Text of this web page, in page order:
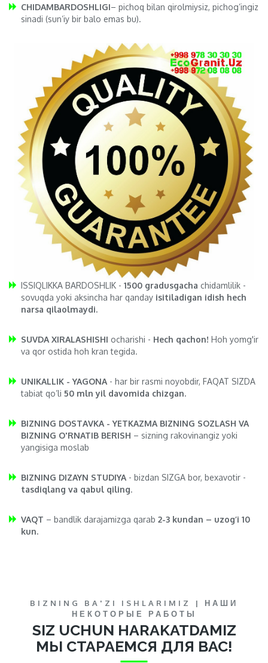
CHIDAMBARDOSHLIGI– pichoq bilan qirolmiysiz, pichog’ingiz
sinadi (sun’iy bir balo emas bu).
ISSIQLIKKA BARDOSHLIK - 1500 gradusgacha chidamlilik -
sovuqda yoki aksincha har qanday isitiladigan idish hech
narsa qilaolmaydi.
SUVDA XIRALASHISHI ocharishi - Hech qachon! Hoh yomg'ir
va qor ostida hoh kran tegida.
UNIKALLIK - YAGONA - har bir rasmi noyobdir, FAQAT SIZDA
tabiat qo’li 50 mln yil davomida chizgan.
BIZNING DOSTAVKA - YETKAZMA BIZNING SOZLASH VA
BIZNING O'RNATIB BERISH – sizning rakovinangiz yoki
yangisiga moslab
BIZNING DIZAYN STUDIYA - bizdan SIZGA bor, bexavotir -
tasdiqlang va qabul qiling.
VAQT – bandlik darajamizga qarab 2-3 kundan – uzog’i 10
kun.
BIZNING BA'ZI ISHLARIMIZ | НАШИ
НЕКОТОРЫЕ РАБОТЫ
SIZ UCHUN HARAKATDAMIZ
МЫ СТАРАЕМСЯ ДЛЯ ВАС!